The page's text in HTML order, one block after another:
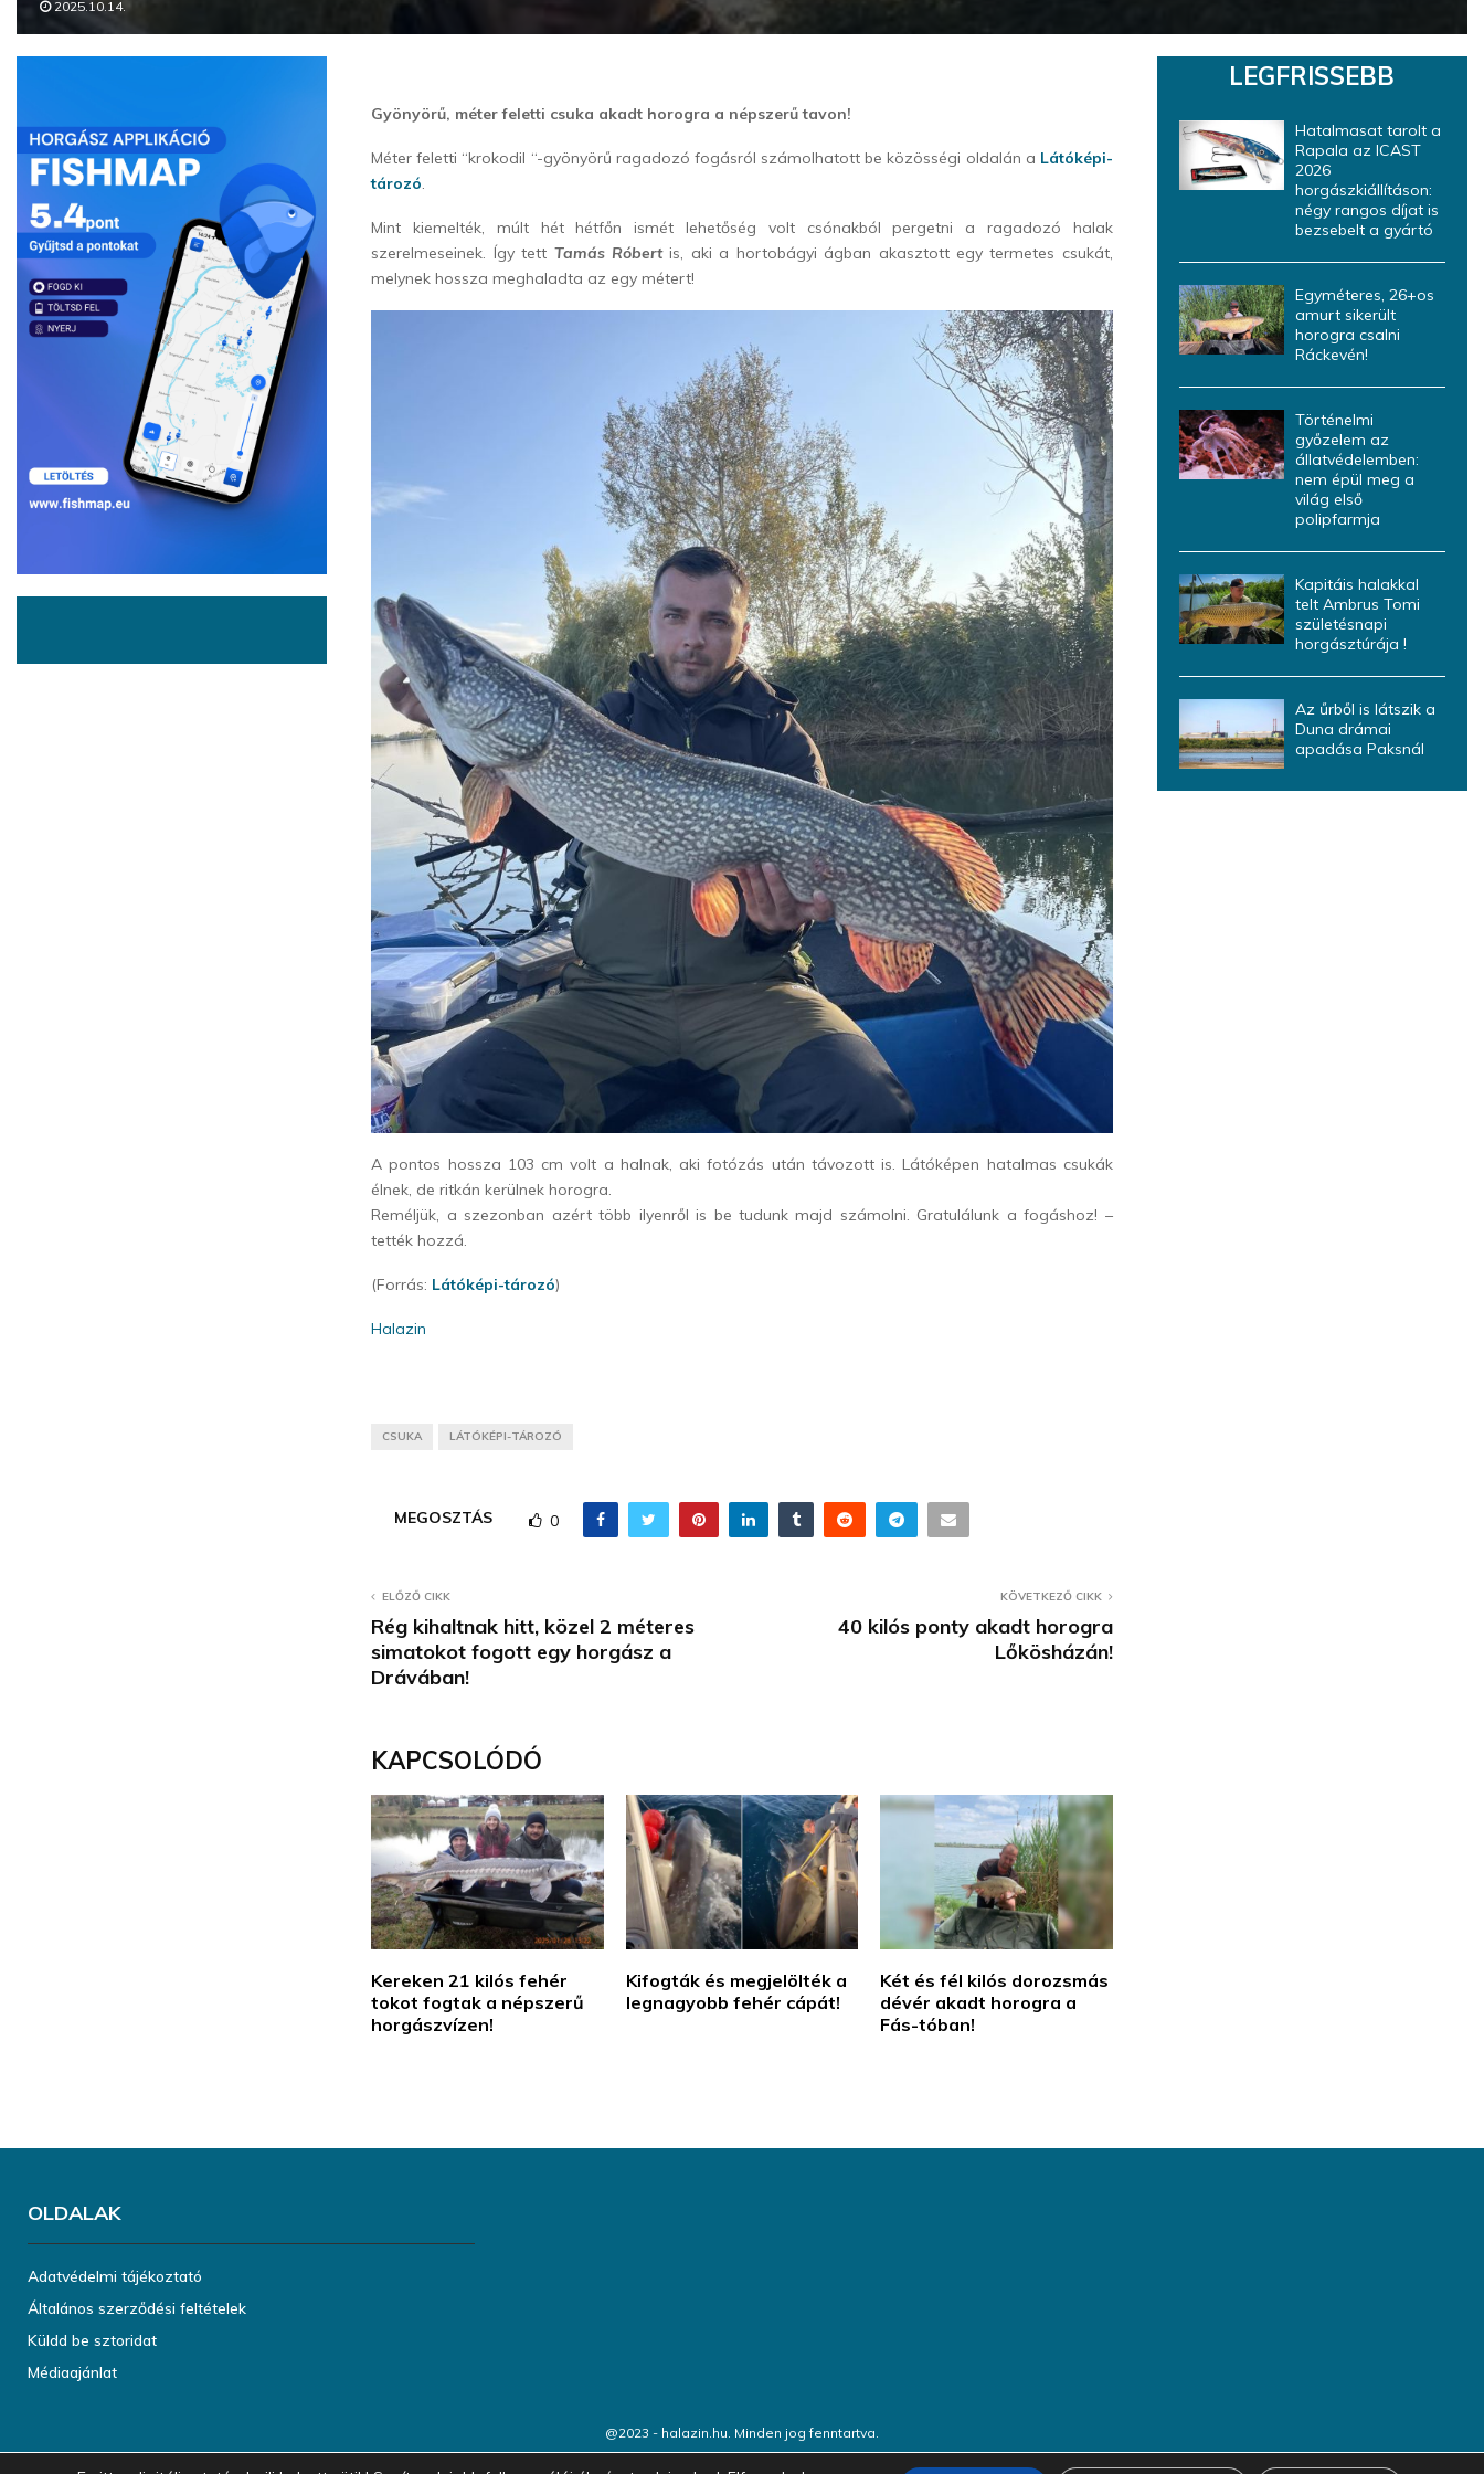
2025.10.14.
Gyönyörű, méter feletti csuka akadt horogra a népszerű tavon!
Méter feletti “krokodil “-gyönyörű ragadozó fogásról számolhatott be közösségi oldalán a Látóképi-
tározó.
Mint kiemelték, múlt hét hétfőn ismét lehetőség volt csónakból pergetni a ragadozó halak
szerelmeseinek. Így tett Tamás Róbertis, aki a hortobágyi ágban akasztott egy termetes csukát,
melynek hossza meghaladta az egy métert!
A pontos hossza 103 cm volt a halnak, aki fotózás után távozott is. Látóképen hatalmas csukák
élnek, de ritkán kerülnek horogra.
Reméljük, a szezonban azért több ilyenről is be tudunk majd számolni. Gratulálunk a fogáshoz! –
tették hozzá.
(Forrás: Látóképi-tározó)
Halazin
CSUKA LÁTÓKÉPI-TÁROZÓ
MEGOSZTÁS 0
ELŐZŐ CIKK
Rég kihaltnak hitt, közel 2 méteres
simatokot fogott egy horgász a
Drávában!
KÖVETKEZŐ CIKK
40 kilós ponty akadt horogra
Lőkösházán!
KAPCSOLÓDÓ
Kereken 21 kilós fehér
tokot fogtak a népszerű
horgászvízen!
Kifogták és megjelölték a
legnagyobb fehér cápát!
Két és fél kilós dorozsmás
dévér akadt horogra a
Fás-tóban!
LEGFRISSEBB
Hatalmasat tarolt a
Rapala az ICAST
2026
horgászkiállításon:
négy rangos díjat is
bezsebelt a gyártó
Egyméteres, 26+os
amurt sikerült
horogra csalni
Ráckevén!
Történelmi
győzelem az
állatvédelemben:
nem épül meg a
világ első
polipfarmja
Kapitáis halakkal
telt Ambrus Tomi
születésnapi
horgásztúrája !
Az űrből is látszik a
Duna drámai
apadása Paksnál
OLDALAK
Adatvédelmi tájékoztató
Általános szerződési feltételek
Küldd be sztoridat
Médiaajánlat
@2023 - halazin.hu. Minden jog fenntartva.